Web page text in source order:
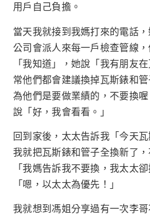
用戶自己負擔。
當天我就接到我媽打來的電話
公司會派人來每一戶檢查管線
「我知道」，她說「我有朋友
常他們都會建議換掉瓦斯錶和
為他們是要做業績的，不要換
說「好，我會看看。」
回到家後，太太告訴我「今天
我就把瓦斯錶和管子全換新了
「我媽告訴我不要換，我太太
「嗯，以太太為優先！」
我就想到馮姐分享過有一次李